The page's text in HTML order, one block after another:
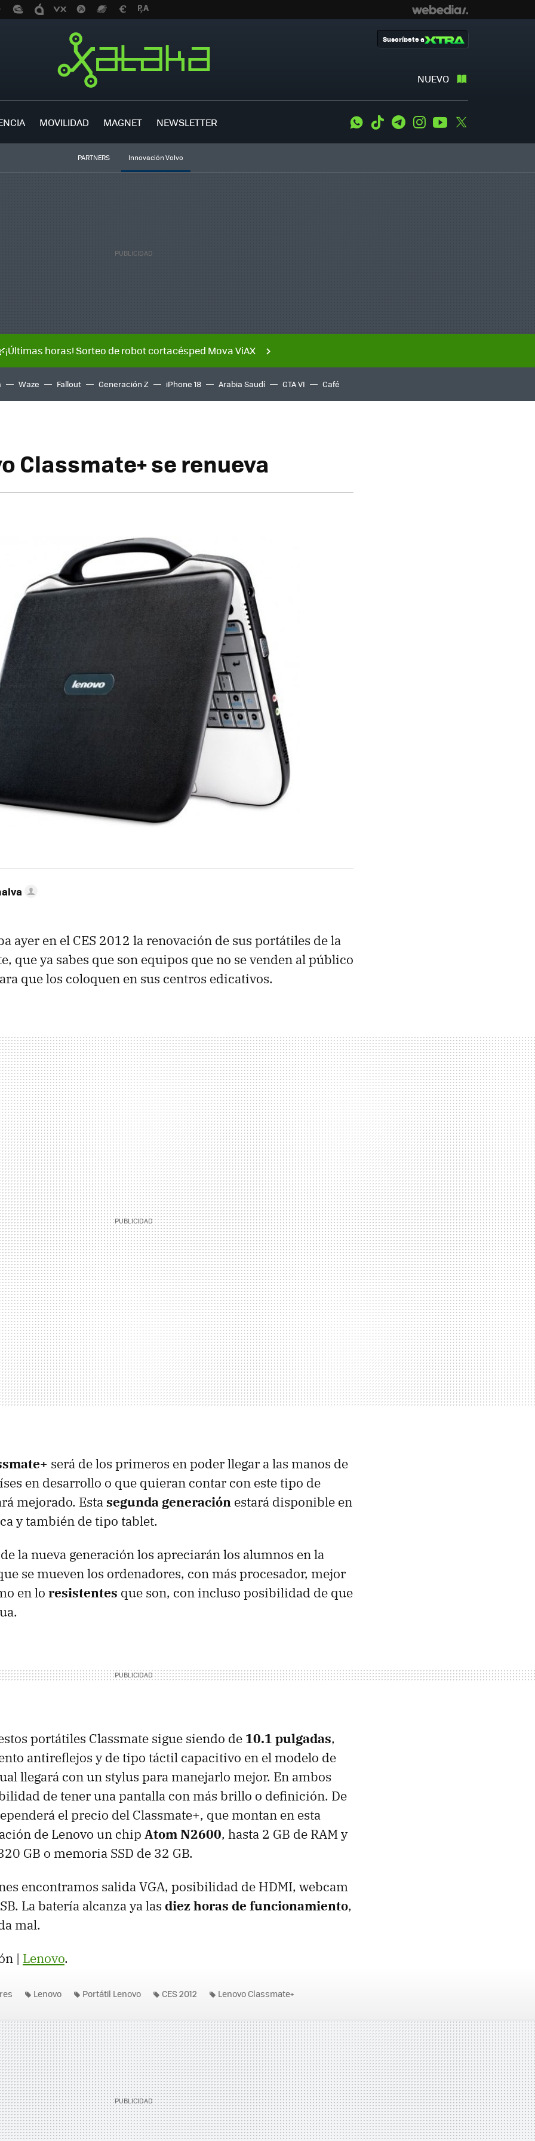
NUEVO
Suscríbete a
MOVILIDAD MAGNET NEWSLETTER WhatsApp
Tiktok TelegramInstagramYoutube
PARTNERS Innovación Volvo
horas! Sorteo de robot cortacésped Mova ViAX
Waze Fallout Generación Z iPhone 18 Arabia Saudí GTA VI Café
Classmate+ se renueva
ayer en el CES 2012 la renovación de sus portátiles de la
que ya sabes que son equipos que no se venden al público
que los coloquen en sus centros edicativos.
será de los primeros en poder llegar a las manos de
en desarrollo o que quieran contar con este tipo de
mejorado. Estasegunda generación estará disponible en
y también de tipo tablet.
la nueva generación los apreciarán los alumnos en la
se mueven los ordenadores, con más procesador, mejor
en lo resistentes que son, con incluso posibilidad de que
portátiles Classmate sigue siendo de 10.1 pulgadas,
antireflejos y de tipo táctil capacitivo en el modelo de
llegará con un stylus para manejarlo mejor. En ambos
de tener una pantalla con más brillo o definición. De
el precio del Classmate+, que montan en esta
de Lenovo un chip Atom N2600, hasta 2 GB de RAMy
GB o memoria SSD de 32 GB.
encontramos salidaVGA, posibilidad de HDMI, webcam
. La batería alcanza ya las diez horas de funcionamiento,
mal.
| Lenovo.
Lenovo Portátil Lenovo CES 2012 Lenovo Classmate+